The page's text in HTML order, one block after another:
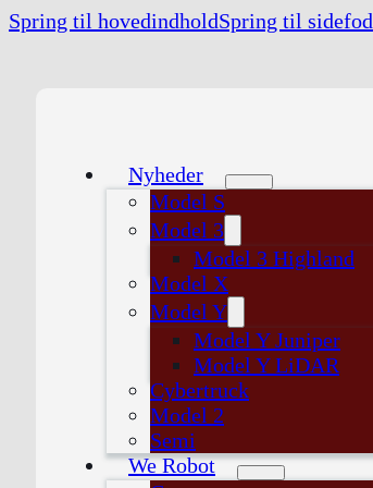
Spring til hovedindholdSpring til sidefod
Nyheder
Model S
Model 3
Model 3 Highland
Model X
Model Y
Model Y Juniper
Model Y LiDAR
Cybertruck
Model 2
Semi
We Robot